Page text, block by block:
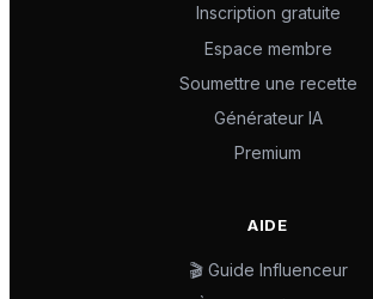
Inscription gratuite
Espace membre
Soumettre une recette
Générateur IA
Premium
AIDE
🎬 Guide Influenceur